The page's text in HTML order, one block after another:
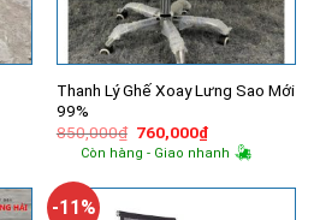
Thanh Lý Ghế Xoay Lưng Sao Mới
99%
850,000₫ Giá
gốc
là:
760,000₫Giá
hiện
tại
760,000₫.
Còn hàng - Giao nhanh
-11%